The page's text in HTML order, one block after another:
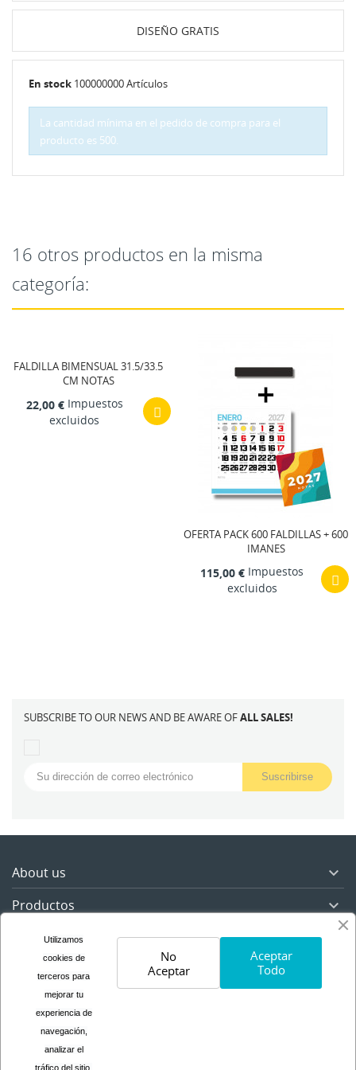
DISEÑO GRATIS
En stock 100000000 Artículos
La cantidad mínima en el pedido de compra para el
producto es 500.
16 otros productos en la misma
categoría:
FALDILLA BIMENSUAL 31.5/33.5
CM NOTAS
22,00 €Impuestos
excluidos
OFERTA PACK 600 FALDILLAS + 600
IMANES
115,00 € Impuestos
excluidos
SUBSCRIBE TO OUR NEWS AND BE AWARE OFALL SALES!
About us 
Productos 
Nuestra empresa
Su cuenta
Información de la tienda
Utilizamos
cookies de
terceros para
mejorar tu
experiencia de
navegación,
analizar el
tráfico del sitio,
Aceptar
Todo
No
Aceptar